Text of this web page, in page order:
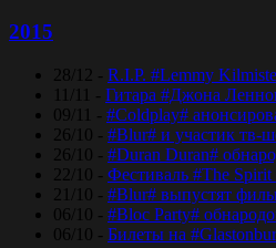
2015
28/12 - R.I.P. #Lemmy
11/11 - Гитара #Джона
09/11 - #Coldplay#
26/10 - #Blur# и участик тв-
26/10 - #Duran Duran#
22/10 - Фестиваль #The
21/10 - #Blur# выпустят
06/10 - #Bloc Party#
06/10 - Билеты на